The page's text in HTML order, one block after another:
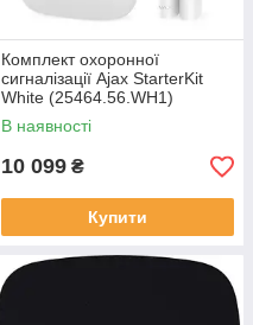
Комплект охоронної
сигналізації Ajax StarterKit
White (25464.56.WH1)
В наявності
10 099 ₴
Купити